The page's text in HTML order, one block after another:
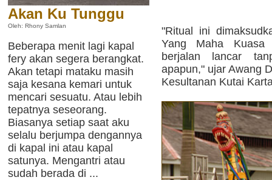
Akan Ku Tunggu
Oleh: Rhony Samlan
Beberapa menit lagi kapal
fery akan segera berangkat.
Akan tetapi mataku masih
saja kesana kemari untuk
mencari sesuatu. Atau lebih
tepatnya seseorang.
Biasanya setiap saat aku
selalu berjumpa dengannya
di kapal ini atau kapal
satunya. Mengantri atau
sudah berada di ...
"Ritual ini
Yang Maha Kuasa
berjalan lancar
apapun," ujar Awang
Kesultanan Kutai